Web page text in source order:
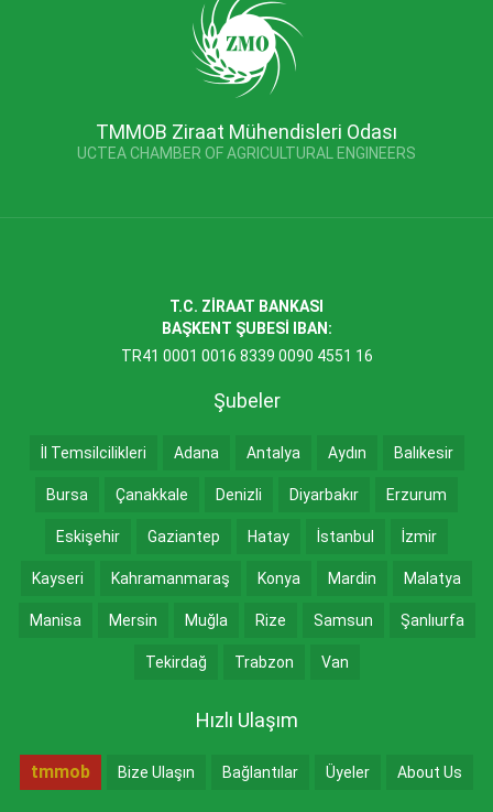
TMMOB Ziraat Mühendisleri Odası
UCTEA CHAMBER OF AGRICULTURAL ENGINEERS
T.C. ZİRAAT BANKASI
BAŞKENT ŞUBESİ IBAN:
TR41 0001 0016 8339 0090 4551 16
Şubeler
İl Temsilcilikleri Adana Antalya Aydın Balıkesir
Bursa Çanakkale Denizli Diyarbakır Erzurum
Eskişehir Gaziantep Hatay İstanbul İzmir
Kayseri Kahramanmaraş Konya Mardin Malatya
Manisa Mersin Muğla Rize Samsun Şanlıurfa
Tekirdağ Trabzon Van
Hızlı Ulaşım
tmmob Bize Ulaşın Bağlantılar Üyeler About Us